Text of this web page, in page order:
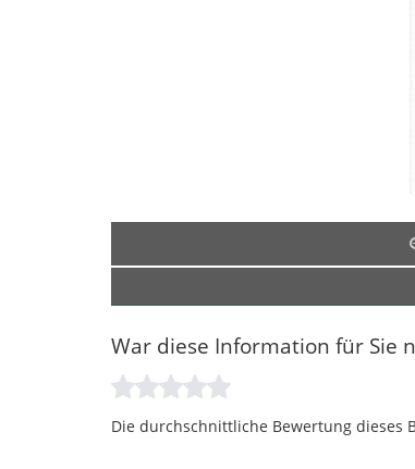
War diese Information für Sie
Die durchschnittliche Bewertung dieses